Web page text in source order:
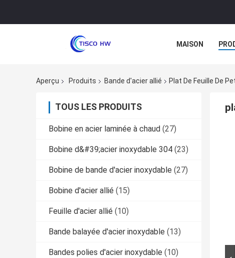
MAISON
Aperçu Produits Bande d'acier allié Plat De Feuille De
TOUS LES PRODUITS
Bobine en acier laminée à chaud (27)
Bobine d&#39;acier inoxydable 304 (23)
Bobine de bande d'acier inoxydable (27)
Bobine d'acier allié (15)
Feuille d'acier allié (10)
Bande balayée d'acier inoxydable (13)
Bandes polies d'acier inoxydable (10)